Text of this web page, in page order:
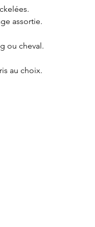
assortie.
ou cheval.
au choix.